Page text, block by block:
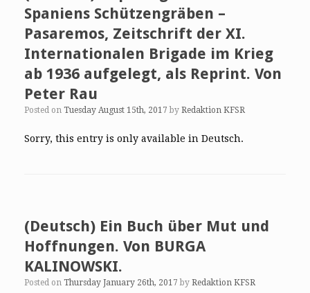
Spaniens Schützengräben –
Pasaremos, Zeitschrift der XI.
Internationalen Brigade im Krieg
ab 1936 aufgelegt, als Reprint. Von
Peter Rau
Posted on Tuesday August 15th, 2017 by Redaktion KFSR
Sorry, this entry is only available in Deutsch.
(Deutsch) Ein Buch über Mut und
Hoffnungen. Von BURGA
KALINOWSKI.
Posted on Thursday January 26th, 2017 by Redaktion KFSR